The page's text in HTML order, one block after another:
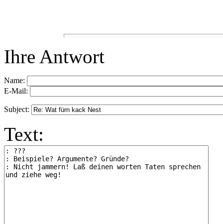
Ihre Antwort
Name:
E-Mail:
Subject:
Text: